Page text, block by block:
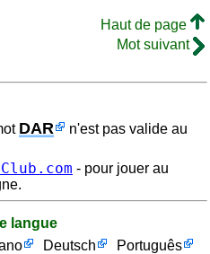
Haut de page
Mot suivant
DAR
n'est pas valide au
- pour jouer au
langue
Deutsch
Português